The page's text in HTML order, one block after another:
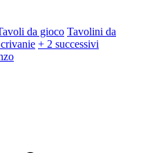
da gioco Tavolini da
+ 2 successivi